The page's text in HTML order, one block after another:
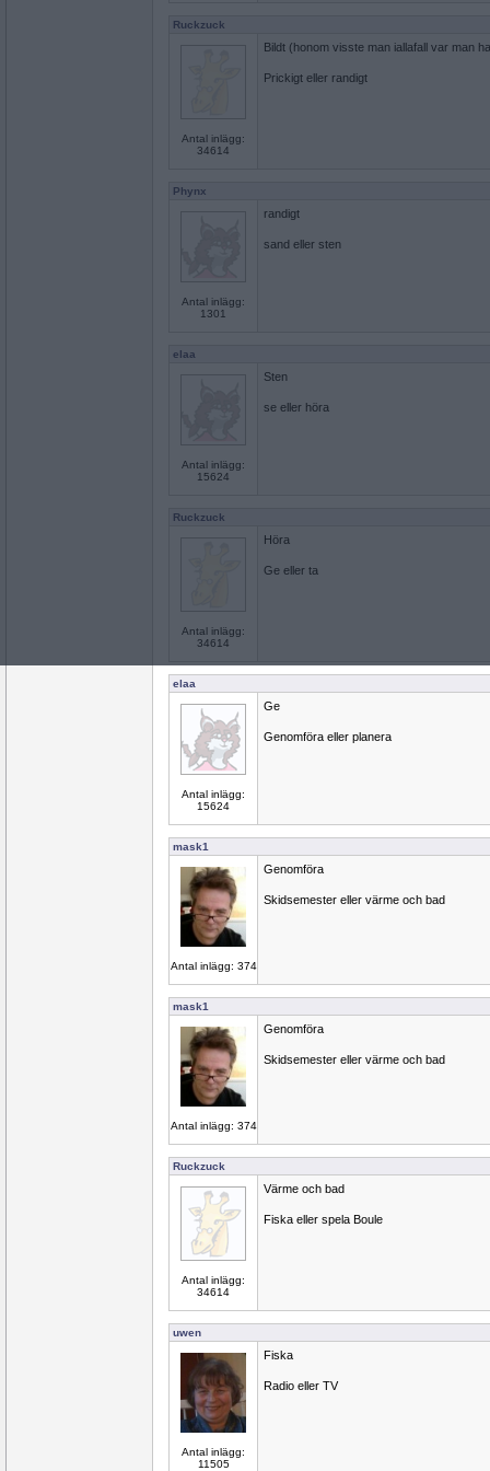
Ruckzuck
Antal inlägg:
34614
Bildt (honom visste man iallafall var man
Prickigt eller randigt
Phynx
Antal inlägg:
1301
randigt
sand eller sten
elaa
Antal inlägg:
15624
Sten
se eller höra
Ruckzuck
Antal inlägg:
34614
Höra
Ge eller ta
elaa
Antal inlägg:
15624
Ge
Genomföra eller planera
mask1
Antal inlägg: 374
Genomföra
Skidsemester eller värme och bad
mask1
Antal inlägg: 374
Genomföra
Skidsemester eller värme och bad
Ruckzuck
Antal inlägg:
34614
Värme och bad
Fiska eller spela Boule
uwen
Antal inlägg:
11505
Fiska
Radio eller TV